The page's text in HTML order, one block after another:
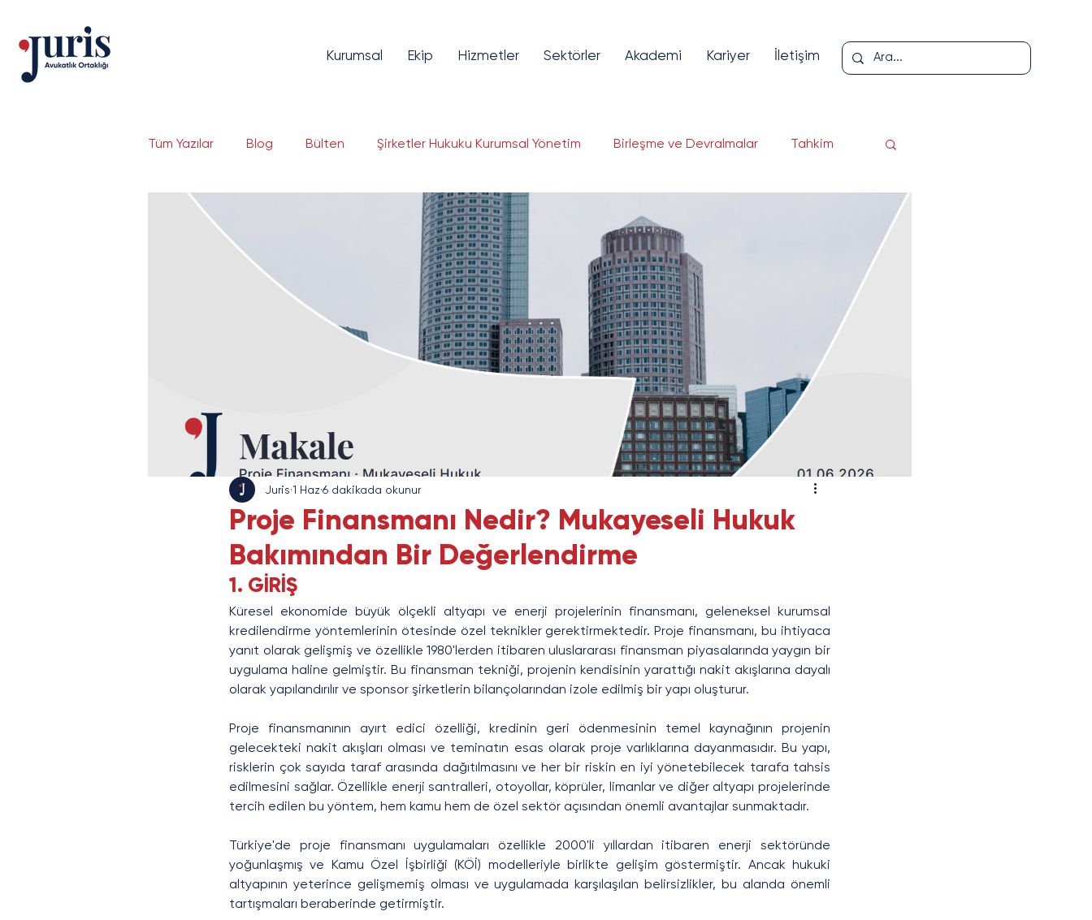
Kurumsal Ekip Hizmetler Sektörler Akademi Kariyer İletişim
Tüm Yazılar Blog Bülten Şirketler Hukuku Kurumsal Yönetim Birleşme ve Devralmalar Tahkim
Dava Yönetimi Bilgi Teknolojileri Hukuku Fikri ve Sınai Mülkiyet
Bankacılık ve Finans Sermaye Piyasaları Girişim Sermayesi Finansal Teknolojiler
Sigorta ve Reasürans Savunma Sanayi Enerji ve Altyapı
Proje Finansmanı Nedir? Mukayeseli Hukuk
Bakımından Bir Değerlendirme
Juris 1 Haz 6 dakikada okunur
1. GİRİŞ
Küresel ekonomide büyük ölçekli altyapı ve enerji projelerinin finansmanı, geleneksel kurumsal
kredilendirme yöntemlerinin ötesinde özel teknikler gerektirmektedir. Proje finansmanı, bu ihtiyaca
yanıt olarak gelişmiş ve özellikle 1980'lerden itibaren uluslararası finansman piyasalarında yaygın bir
uygulama haline gelmiştir. Bu finansman tekniği, projenin kendisinin yarattığı nakit akışlarına dayalı
olarak yapılandırılır ve sponsor şirketlerin bilançolarından izole edilmiş bir yapı oluşturur.
Proje finansmanının ayırt edici özelliği, kredinin geri ödenmesinin temel kaynağının projenin
gelecekteki nakit akışları olması ve teminatın esas olarak proje varlıklarına dayanmasıdır. Bu yapı,
risklerin çok sayıda taraf arasında dağıtılmasını ve her bir riskin en iyi yönetebilecek tarafa tahsis
edilmesini sağlar. Özellikle enerji santralleri, otoyollar, köprüler, limanlar ve diğer altyapı projelerinde
tercih edilen bu yöntem, hem kamu hem de özel sektör açısından önemli avantajlar sunmaktadır.
Türkiye'de proje finansmanı uygulamaları özellikle 2000'li yıllardan itibaren enerji sektöründe
yoğunlaşmış ve Kamu Özel İşbirliği (KÖİ) modelleriyle birlikte gelişim göstermiştir. Ancak hukuki
altyapının yeterince gelişmemiş olması ve uygulamada karşılaşılan belirsizlikler, bu alanda önemli
tartışmaları beraberinde getirmiştir.